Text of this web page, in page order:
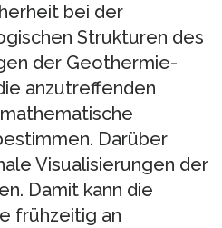
bei der
Strukturen des
der Geothermie-
anzutreffenden
Darüber
Visualisierungen der
Damit kann die
frühzeitig an